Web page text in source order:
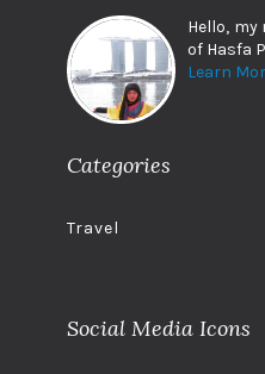
Hello, my
of Hasfa
Learn
Categories
Travel
Social Media Icons